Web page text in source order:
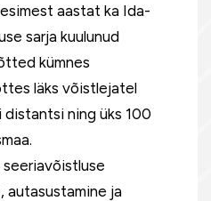
aastat ka Ida-
sarja kuulunud
kümnes
läks võistlejatel
ning üks 100
ja